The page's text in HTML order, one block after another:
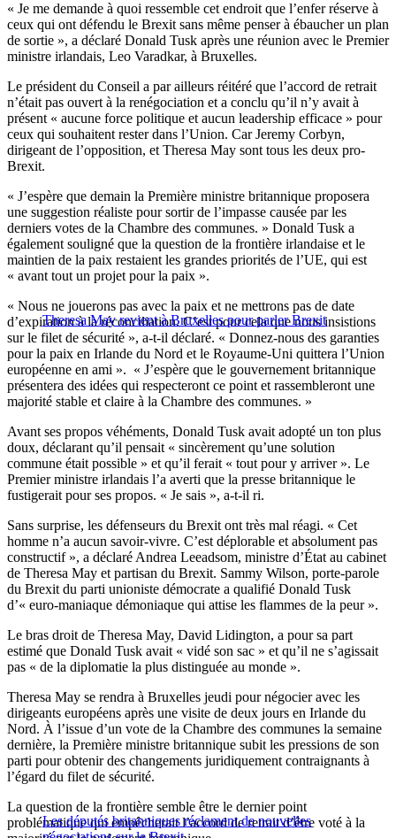
« Je me demande à quoi ressemble cet endroit que l’enfer réserve à
ceux qui ont défendu le Brexit sans même penser à ébaucher un plan
de sortie », a déclaré Donald Tusk après une réunion avec le Premier
ministre irlandais, Leo Varadkar, à Bruxelles.
Le président du Conseil a par ailleurs réitéré que l’accord de retrait
n’était pas ouvert à la renégociation et a conclu qu’il n’y avait à
présent « aucune force politique et aucun leadership efficace » pour
ceux qui souhaitent rester dans l’Union. Car Jeremy Corbyn,
dirigeant de l’opposition, et Theresa May sont tous les deux pro-
Brexit.
« J’espère que demain la Première ministre britannique proposera
une suggestion réaliste pour sortir de l’impasse causée par les
derniers votes de la Chambre des communes. » Donald Tusk a
également souligné que la question de la frontière irlandaise et le
maintien de la paix restaient les grandes priorités de l’UE, qui est
« avant tout un projet pour la paix ».
Theresa May revient à Bruxelles pour parler Brexit
« Nous ne jouerons pas avec la paix et ne mettrons pas de date
d’expiration à la réconciliation. C’est pour cela que nous insistions
sur le filet de sécurité », a-t-il déclaré. « Donnez-nous des garanties
pour la paix en Irlande du Nord et le Royaume-Uni quittera l’Union
européenne en ami ». « J’espère que le gouvernement britannique
présentera des idées qui respecteront ce point et rassembleront une
majorité stable et claire à la Chambre des communes. »
Avant ses propos véhéments, Donald Tusk avait adopté un ton plus
doux, déclarant qu’il pensait « sincèrement qu’une solution
commune était possible » et qu’il ferait « tout pour y arriver ». Le
Premier ministre irlandais l’a averti que la presse britannique le
fustigerait pour ses propos. « Je sais », a-t-il ri.
Sans surprise, les défenseurs du Brexit ont très mal réagi. « Cet
homme n’a aucun savoir-vivre. C’est déplorable et absolument pas
constructif », a déclaré Andrea Leeadsom, ministre d’État au cabinet
de Theresa May et partisan du Brexit. Sammy Wilson, porte-parole
du Brexit du parti unioniste démocrate a qualifié Donald Tusk
d’« euro-maniaque démoniaque qui attise les flammes de la peur ».
Le bras droit de Theresa May, David Lidington, a pour sa part
estimé que Donald Tusk avait « vidé son sac » et qu’il ne s’agissait
pas « de la diplomatie la plus distinguée au monde ».
Theresa May se rendra à Bruxelles jeudi pour négocier avec les
dirigeants européens après une visite de deux jours en Irlande du
Nord. À l’issue d’un vote de la Chambre des communes la semaine
dernière, la Première ministre britannique subit les pressions de son
parti pour obtenir des changements juridiquement contraignants à
l’égard du filet de sécurité.
Les députés britanniques réclament de nouvelles
La question de la frontière semble être le dernier point
problématique qui empêcherait l’accord de retrait d’être voté à la